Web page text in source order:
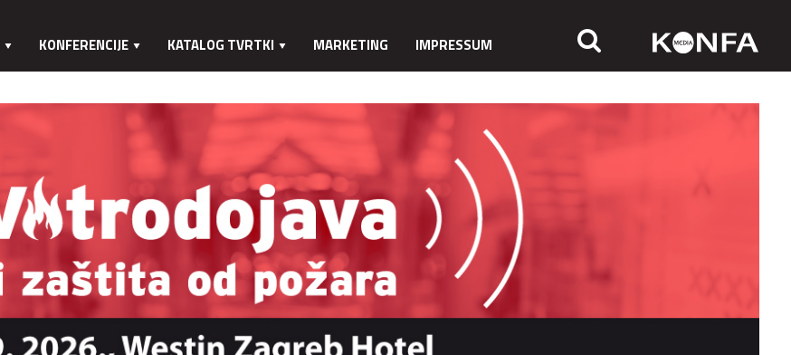
KONFERENCIJE KATALOG TVRTKI MARKETING IMPRESSUM